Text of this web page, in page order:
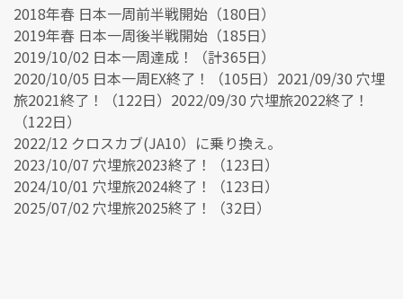
2018年春 日本一周前半戦開始（180日）
2019年春 日本一周後半戦開始（185日）
2019/10/02 日本一周達成！（計365日）
2020/10/05 日本一周EX終了！（105日）2021/09/30 穴埋
旅2021終了！（122日）2022/09/30 穴埋旅2022終了！
（122日）
2022/12 クロスカブ(JA10）に乗り換え。
2023/10/07 穴埋旅2023終了！（123日）
2024/10/01 穴埋旅2024終了！（123日）
2025/07/02 穴埋旅2025終了！（32日）